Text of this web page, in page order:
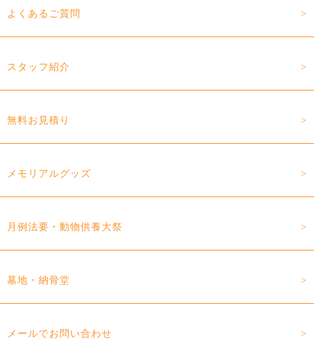
よくあるご質問
スタッフ紹介
無料お見積り
メモリアルグッズ
月例法要・動物供養大祭
墓地・納骨堂
メールでお問い合わせ